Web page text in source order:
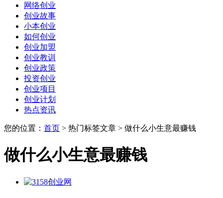
网络创业
创业故事
小本创业
如何创业
创业加盟
创业教训
创业政策
投资创业
创业项目
创业计划
热点资讯
您的位置： 首页 > 热门标签文章 > 做什么小生意最赚钱
做什么小生意最赚钱